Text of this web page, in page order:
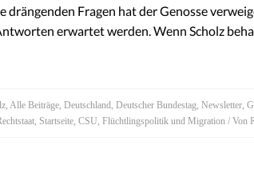
drängenden Fragen hat der Genosse
erwartet werden. Wenn Scholz
, Alle Beiträge, Deutschland, Deutscher Bundestag, Newsletter,
, Startseite, CSU, Flüchtlingspolitik und Migration / Von